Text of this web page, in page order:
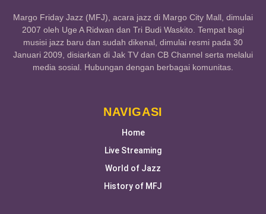
Margo Friday Jazz (MFJ), acara jazz di Margo City Mall, dimulai
2007 oleh Uge A Ridwan dan Tri Budi Waskito. Tempat bagi
musisi jazz baru dan sudah dikenal, dimulai resmi pada 30
Januari 2009, disiarkan di Jak TV dan CB Channel serta melalui
media sosial. Hubungan dengan berbagai komunitas.
NAVIGASI
Home
Live Streaming
World of Jazz
History of MFJ